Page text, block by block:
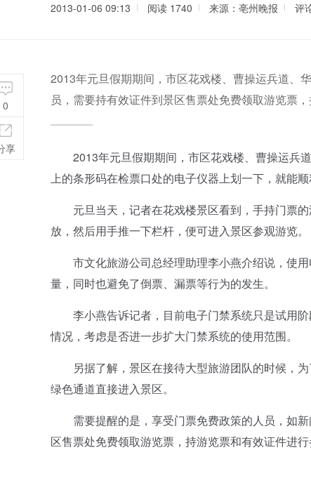
2013-01-06 09:13 阅读 1740 来源：亳州晚报 评
2013年元旦假期期间，市区花戏楼、曹操运兵道、
员，需要持有效证件到景区售票处免费领取游览票
2013年元旦假期期间，市区花戏楼、曹操运兵
上的条形码在检票口处的电子仪器上划一下，就能顺
元旦当天，记者在花戏楼景区看到，手持门票的
放，然后用手推一下栏杆，便可进入景区参观游览。
市文化旅游公司总经理助理李小燕介绍说，使用
量，同时也避免了倒票、漏票等行为的发生。
李小燕告诉记者，目前电子门禁系统只是试用阶
情况，考虑是否进一步扩大门禁系统的使用范围。
另据了解，景区在接待大型旅游团队的时候，为
绿色通道直接进入景区。
需要提醒的是，享受门票免费政策的人员，如新
区售票处免费领取游览票，持游览票和有效证件进行
0
享